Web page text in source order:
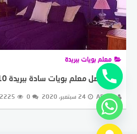
معلم بويات ببريدة
رقم افضل معلم بويات سادة ببريدة 0500805510
ADMIN 24 سبتمبر، 2020 0
2225